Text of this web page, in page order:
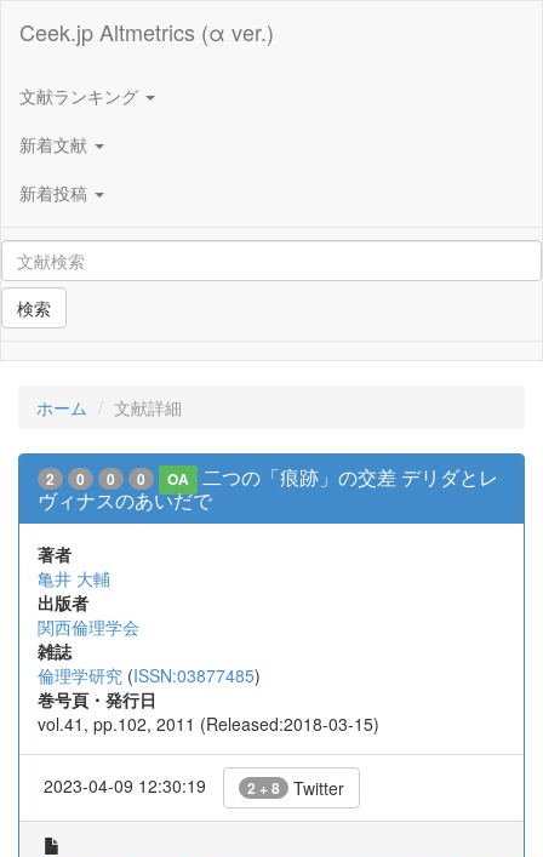
Ceek.jp Altmetrics (α ver.)
文献ランキング
新着文献
新着投稿
検索
ホーム 文献詳細
2 0 0 0 OA
二つの「痕跡」の交差 デリダとレ
ヴィナスのあいだで
著者
亀井 大輔
出版者
関西倫理学会
雑誌
倫理学研究 (ISSN:03877485)
巻号頁・発行日
vol.41, pp.102, 2011 (Released:2018-03-15)
2023-04-09 12:30:19 2 + 8 Twitter